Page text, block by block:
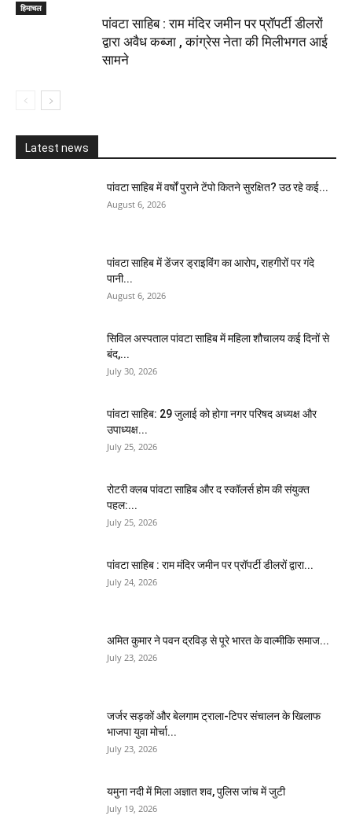
हिमाचल
पांवटा साहिब : राम मंदिर जमीन पर प्रॉपर्टी डीलरों
द्वारा अवैध कब्जा , कांग्रेस नेता की मिलीभगत आई
सामने
Latest news
पांवटा साहिब में वर्षों पुराने टेंपो कितने सुरक्षित? उठ रहे कई...
August 6, 2026
पांवटा साहिब में डेंजर ड्राइविंग का आरोप, राहगीरों पर गंदे
पानी...
August 6, 2026
सिविल अस्पताल पांवटा साहिब में महिला शौचालय कई दिनों से
बंद,...
July 30, 2026
पांवटा साहिब: 29 जुलाई को होगा नगर परिषद अध्यक्ष और
उपाध्यक्ष...
July 25, 2026
​रोटरी क्लब पांवटा साहिब और द स्कॉलर्स होम की संयुक्त
पहल:...
July 25, 2026
पांवटा साहिब : राम मंदिर जमीन पर प्रॉपर्टी डीलरों द्वारा...
July 24, 2026
अमित कुमार ने पवन द्रविड़ से पूरे भारत के वाल्मीकि समाज...
July 23, 2026
जर्जर सड़कों और बेलगाम ट्राला-टिपर संचालन के खिलाफ
भाजपा युवा मोर्चा...
July 23, 2026
यमुना नदी में मिला अज्ञात शव, पुलिस जांच में जुटी
July 19, 2026